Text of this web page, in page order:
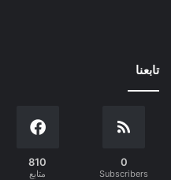
تابعنا
0
Subscribers
810
متابع